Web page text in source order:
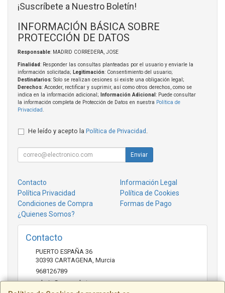
¡Suscríbete a Nuestro Boletín!
INFORMACIÓN BÁSICA SOBRE
PROTECCIÓN DE DATOS
Responsable: MADRID CORREDERA, JOSE
Finalidad: Responder las consultas planteadas por el usuario y enviarle la
información solicitada; Legitimación: Consentimiento del usuario;
Destinatarios: Solo se realizan cesiones si existe una obligación legal;
Derechos: Acceder, rectificar y suprimir, así como otros derechos, como se
indica en la información adicional;
Información Adicional : Puede consultar
la información completa de Protección de Datos en nuestra Política de
Privacidad
He leído y acepto la Política de Privacidad
Enviar
Contacto
Información Legal
Política Privacidad
Política de Cookies
Condiciones de Compra
Formas de Pago
¿Quienes Somos?
Contacto
PUERTO ESPAÑA 36
30393 CARTAGENA Murcia
968126789
admin@mcmarket.es